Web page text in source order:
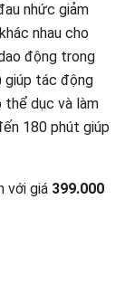
nhức giảm
nhau cho
động trong
giúp tác động
thể dục và làm
180 phút giúp
với giá 399.000